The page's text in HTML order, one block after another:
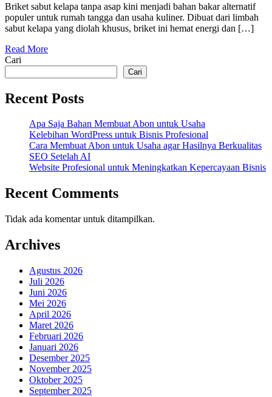
Sabut
Kelapa
Tanpa
untuk
Dapur
Briket sabut kelapa tanpa asap kini menjadi bahan bakar alternatif
populer untuk rumah tangga dan usaha kuliner. Dibuat dari limbah
sabut kelapa yang diolah khusus, briket ini hemat energi dan […]
Read More
Cari
Cari
Recent Posts
Apa Saja Bahan Membuat Abon untuk Usaha
Kelebihan WordPress untuk Bisnis Profesional
Cara Membuat Abon untuk Usaha agar Hasilnya Berkualitas
SEO Setelah AI
Website Profesional untuk Meningkatkan Kepercayaan Bisnis
Recent Comments
Tidak ada komentar untuk ditampilkan.
Archives
Agustus 2026
Juli 2026
Juni 2026
Mei 2026
April 2026
Maret 2026
Februari 2026
Januari 2026
Desember 2025
November 2025
Oktober 2025
September 2025